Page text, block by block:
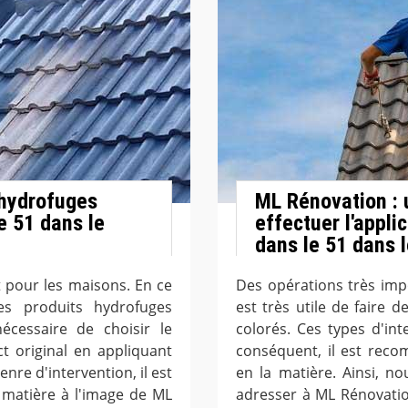
51 dans le
les maisons. En ce
produits hydrofuges
de choisir le
original en appliquant
d'intervention, il est
à l'image de ML
ML Rénovation
effectuer
dans le 51 dans
Des opérations très
est très utile de faire
colorés. Ces types
conséquent, il est
en la matière. Ainsi,
adresser à ML